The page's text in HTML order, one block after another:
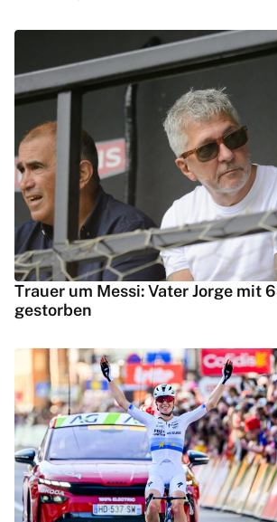
Trauer um Messi: Vater Jorge mit
gestorben